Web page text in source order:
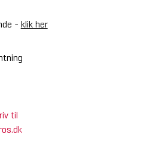
- klik her
til